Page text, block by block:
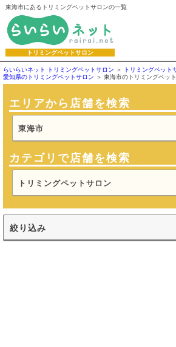
東海市にあるトリミングペットサロンの一覧
トリミングペットサロン
らいらいネット トリミングペットサロン
トリミングペット
愛知県のトリミングペットサロン
東海市のトリミングペッ
エリアから店舗を検索
東海市
カテゴリで店舗を検索
トリミングペットサロン
絞り込み